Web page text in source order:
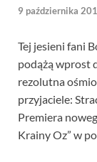
9 października
Tej jesieni fani
podążą wprost
rezolutna
przyjaciele:
Premiera
Krainy Oz” w